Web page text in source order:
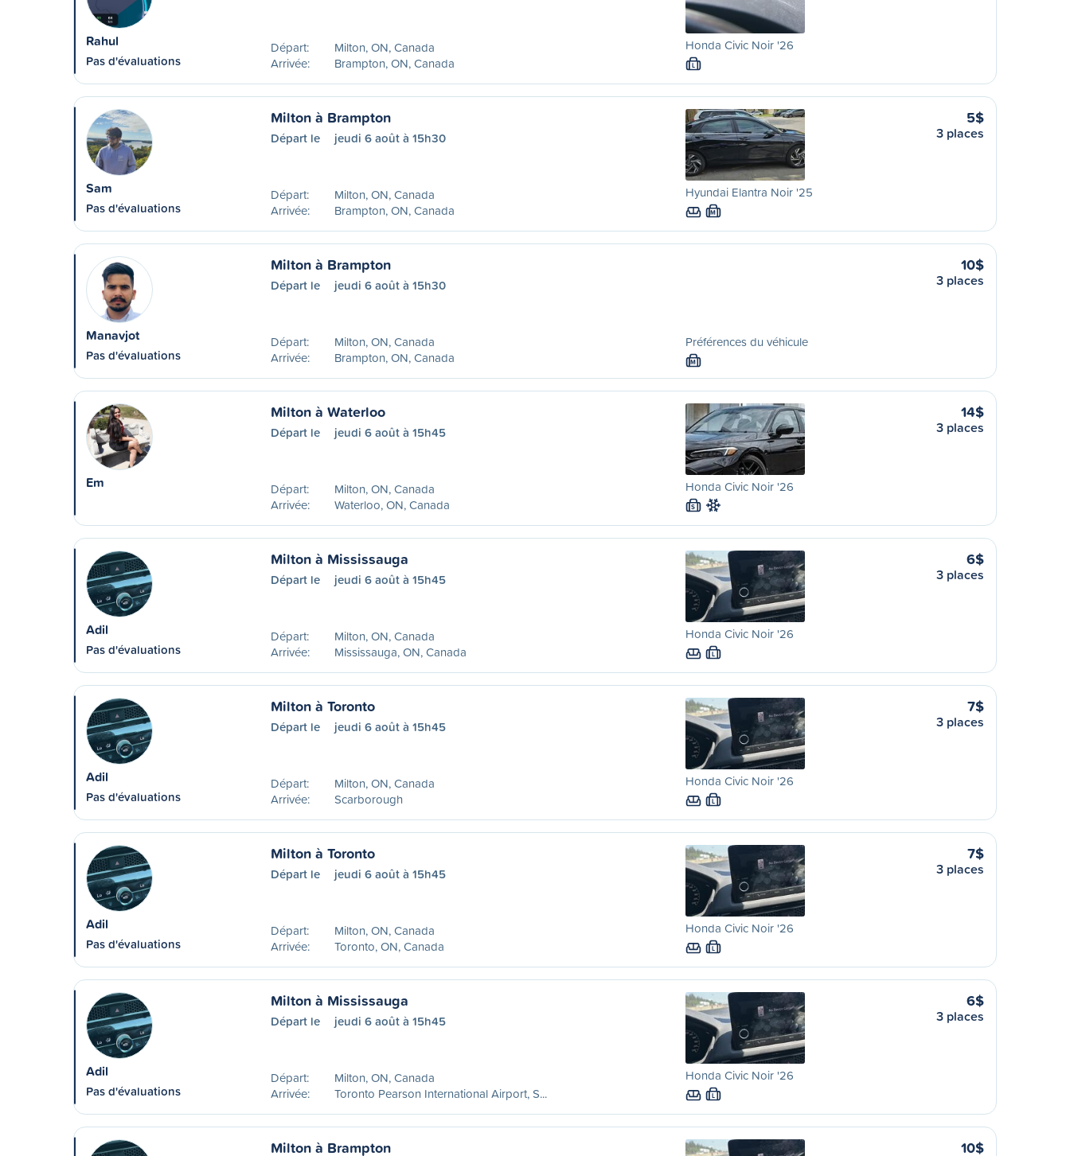
Rahul
Pas d'évaluations
Départ:
Milton, ON, Canada
Arrivée:
Brampton, ON, Canada
Honda Civic Noir '26
L
Sam
Pas d'évaluations
Milton à Brampton
Départ le jeudi 6 août à 15h30
Départ:
Milton, ON, Canada
Arrivée:
Brampton, ON, Canada
Hyundai Elantra Noir '25
M
5$
3 places
Manavjot
Pas d'évaluations
Milton à Brampton
Départ le jeudi 6 août à 15h30
Départ:
Milton, ON, Canada
Arrivée:
Brampton, ON, Canada
Préférences du véhicule
M
10$
3 places
Em
Milton à Waterloo
Départ le jeudi 6 août à 15h45
Départ:
Milton, ON, Canada
Arrivée:
Waterloo, ON, Canada
Honda Civic Noir '26
S
14$
3 places
Adil
Pas d'évaluations
Milton à Mississauga
Départ le jeudi 6 août à 15h45
Départ:
Milton, ON, Canada
Arrivée:
Mississauga, ON, Canada
Honda Civic Noir '26
L
6$
3 places
Adil
Pas d'évaluations
Milton à Toronto
Départ le jeudi 6 août à 15h45
Départ:
Milton, ON, Canada
Arrivée:
Scarborough
Honda Civic Noir '26
L
7$
3 places
Adil
Pas d'évaluations
Milton à Toronto
Départ le jeudi 6 août à 15h45
Départ:
Milton, ON, Canada
Arrivée:
Toronto, ON, Canada
Honda Civic Noir '26
L
7$
3 places
Adil
Pas d'évaluations
Milton à Mississauga
Départ le jeudi 6 août à 15h45
Départ:
Milton, ON, Canada
Arrivée:
Toronto Pearson International Airport, S...
Honda Civic Noir '26
L
6$
3 places
Milton à Brampton 10$